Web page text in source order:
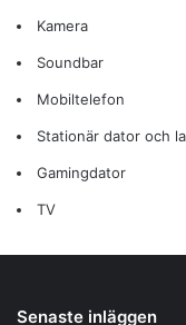
Kamera
Soundbar
Mobiltelefon
Stationär dator och
Gamingdator
TV
Senaste inläggen